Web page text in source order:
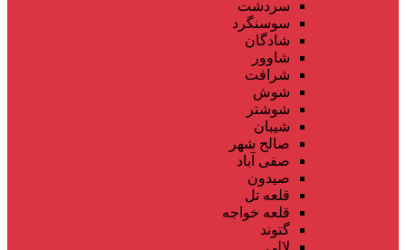
سردشت
سوسنگرد
شادگان
شاوور
شرافت
شوش
شوشتر
شیبان
صالح شهر
صفی آباد
صیدون
قلعه تل
قلعه خواجه
گتوند
لالی